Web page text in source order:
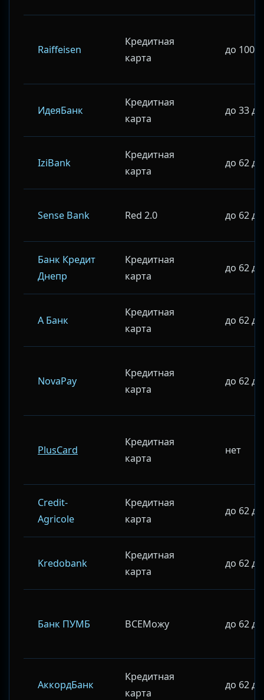
Raiffeisen
Кредитная
карта
до 100
ИдеяБанк
Кредитная
карта
до 33
IziBank
Кредитная
карта
до 62
Sense Bank Red 2.0 до 62
Банк Кредит
Днепр
Кредитная
карта
до 62
А Банк
Кредитная
карта
до 62
NovaPay
Кредитная
карта
до 62
PlusCard
Кредитная
карта
нет
Credit-
Agricole
Кредитная
карта
до 62
Kredobank
Кредитная
карта
до 62
Банк ПУМБ ВСЕМожу до 62
АккордБанк
Кредитная
карта
до 62